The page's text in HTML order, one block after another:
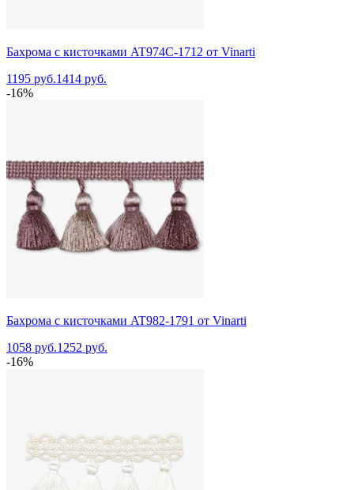
Бахрома с кисточками AT974C-1712 от Vinarti
1195 руб.1414 руб.
-16%
Бахрома с кисточками AT982-1791 от Vinarti
1058 руб.1252 руб.
-16%